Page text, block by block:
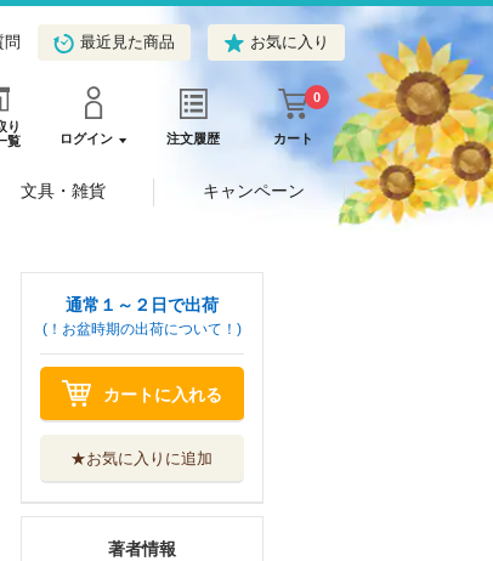
問 最近見た商品 お気に入り
り
覧
ログイン 注文履歴 カート
0
文具・雑貨 キャンペーン
通常１～２日で出荷
(！お盆時期の出荷について！)
カートに入れる
★お気に入りに追加
著者情報